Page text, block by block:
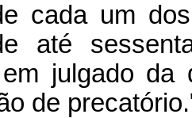
cada um
até
julgado da
de